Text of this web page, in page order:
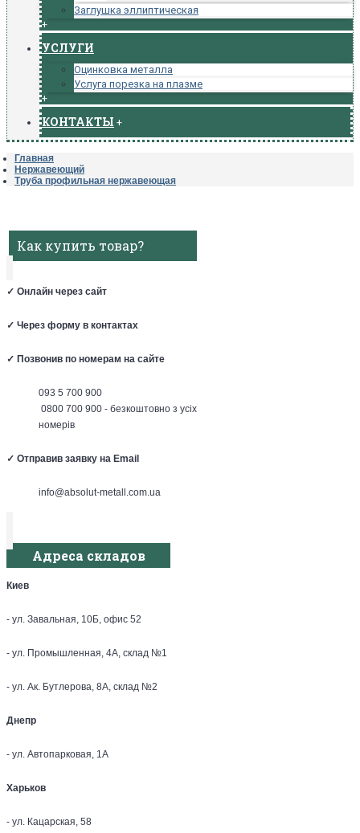
Заглушка эллиптическая
+
УСЛУГИ
Оцинковка металла
Услуга порезка на плазме
+
КОНТАКТЫ +
Главная
Нержавеющий
Труба профильная нержавеющая
Как купить товар?
✓ Онлайн через сайт
✓ Через форму в контактах
✓ Позвонив по номерам на сайте
093 5 700 900
0800 700 900 - безкоштовно з усіх
номерів
✓ Отправив заявку на Email
info@absolut-metall.com.ua
Адреса складов
Киев
- ул. Завальная, 10Б, офис 52
- ул. Промышленная, 4А, склад №1
- ул. Ак. Бутлерова, 8А, склад №2
Днепр
- ул. Автопарковая, 1А
Харьков
- ул. Кацарская, 58